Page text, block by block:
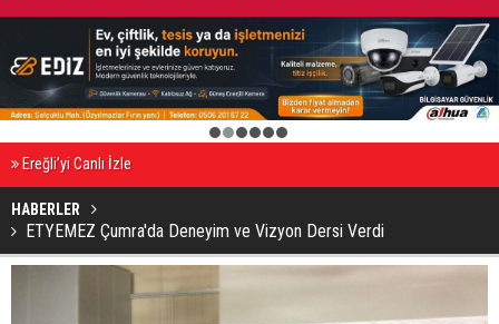
2 3 4 5 6
Ereğli’yi Canlı İzle
HABERLER
ETYEMEZ Çumra'da Deneyim ve Vizyon Dersi Verdi